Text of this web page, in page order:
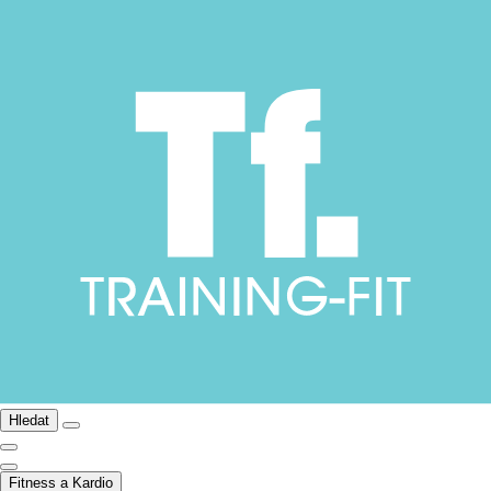
Hledat
Fitness a Kardio